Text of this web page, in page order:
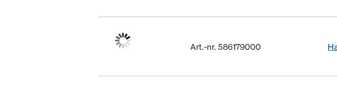
Art.-nr. 586179000